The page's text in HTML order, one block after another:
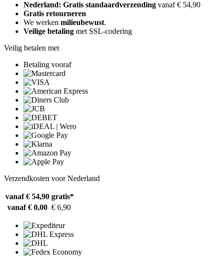
Nederland: Gratis standaardverzending vanaf € 54,90
Gratis retourneren
We werken milieubewust.
Veilige betaling met SSL-codering
Veilig betalen met
Betaling vooraf
Verzendkosten voor Nederland
vanaf € 54,90 gratis*
vanaf € 0,00 € 6,90